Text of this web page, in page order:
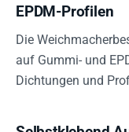
EPDM-Profilen
Die
auf Gummi- und
Dichtungen und